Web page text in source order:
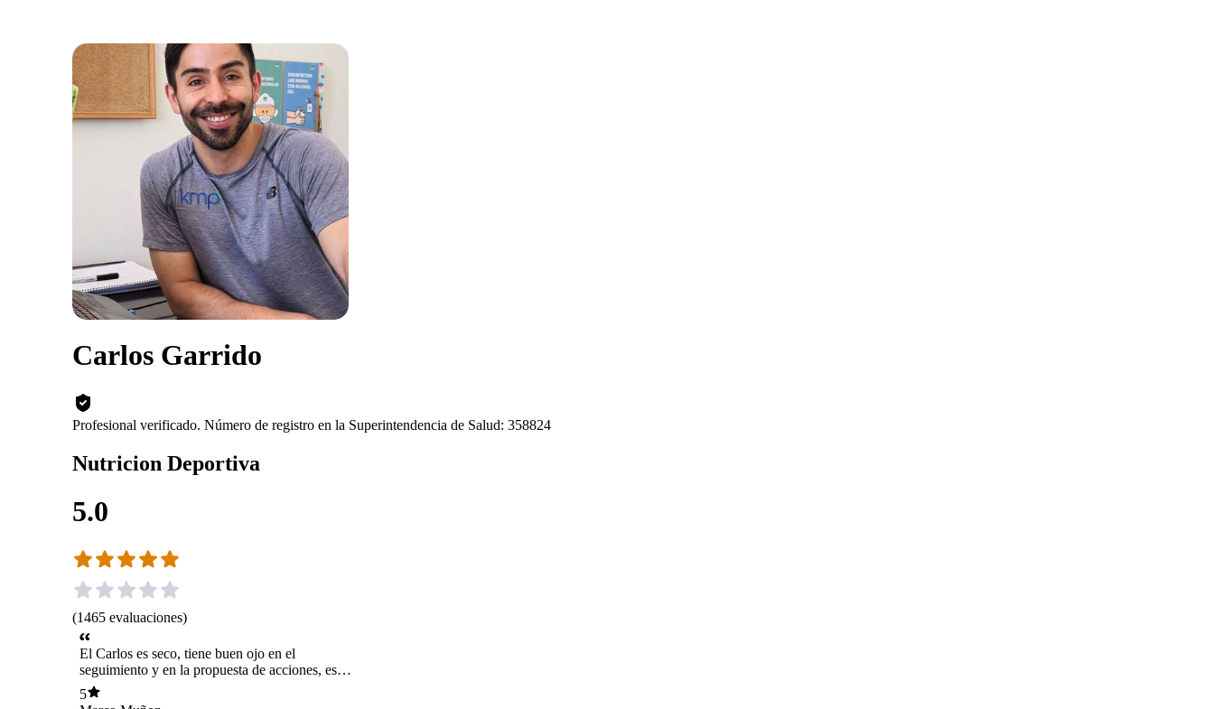
Carlos Garrido
Profesional verificado. Número de registro en la Superintendencia de Salud: 358824
Nutricion Deportiva
5.0
(1465 evaluaciones)
El Carlos es seco, tiene buen ojo en el
seguimiento y en la propuesta de acciones, es
super concreto y permite visualizar facilmente la
ruta a seguir para obtener los resultados
5